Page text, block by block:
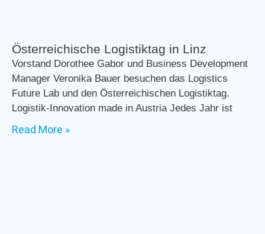
Österreichische Logistiktag in Linz
Vorstand Dorothee Gabor und Business Development
Manager Veronika Bauer besuchen das Logistics
Future Lab und den Österreichischen Logistiktag.
Logistik-Innovation made in Austria Jedes Jahr ist
Read More »